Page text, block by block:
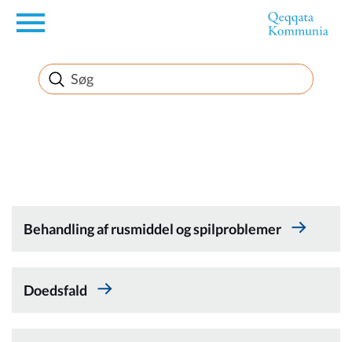
en
Borger
Turisme
Behandling af rusmiddel og spilproblemer
Doedsfald